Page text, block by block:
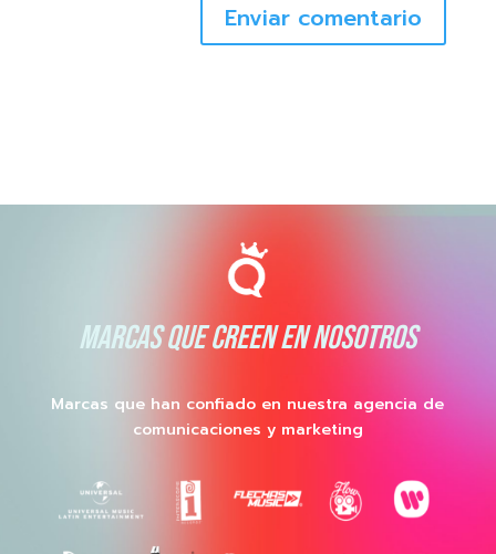
Enviar comentario
MARCAS QUE CREEN EN NOSOTROS
Marcas que han confiado en nuestra agencia de
comunicaciones y marketing